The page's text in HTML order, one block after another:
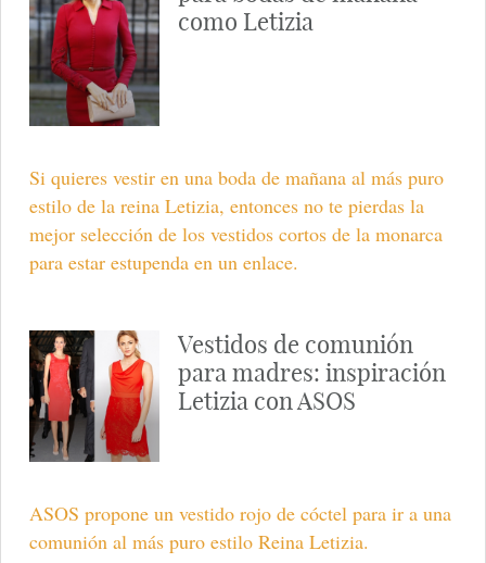
como Letizia
Si quieres vestir en una boda de mañana al más puro
estilo de la reina Letizia, entonces no te pierdas la
mejor selección de los vestidos cortos de la monarca
para estar estupenda en un enlace.
Vestidos de comunión
para madres: inspiración
Letizia con ASOS
ASOS propone un vestido rojo de cóctel para ir a una
comunión al más puro estilo Reina Letizia.